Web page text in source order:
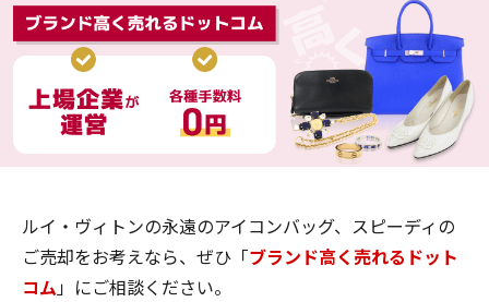
ルイ・ヴィトンの永遠のアイコンバッグ、スピーディの
ご売却をお考えなら、ぜひ「ブランド高く売れるドット
コム」にご相談ください。